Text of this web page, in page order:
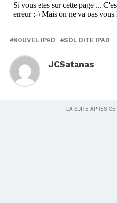
NOUVEL IPAD SOLIDITE IPAD
JCSatanas